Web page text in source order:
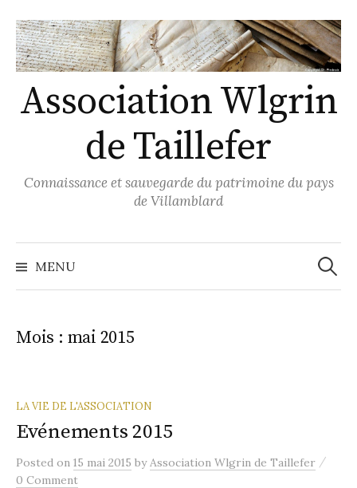
to
content
Association Wlgrin
de Taillefer
Connaissance et sauvegarde du patrimoine du pays
de Villamblard
MENU
Mois : mai 2015
LA VIE DE L'ASSOCIATION
Evénements 2015
Posted on 15 mai 2015 byAssociation Wlgrin de Taillefer /
0 Comment